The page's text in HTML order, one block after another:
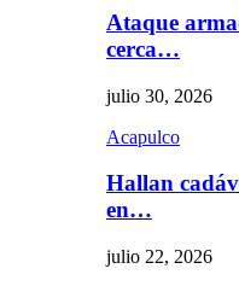
Ataque
cerca…
julio 30, 2026
Acapulco
Hallan
en…
julio 22, 2026